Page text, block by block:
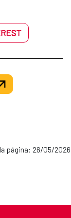
página: 26/05/2026